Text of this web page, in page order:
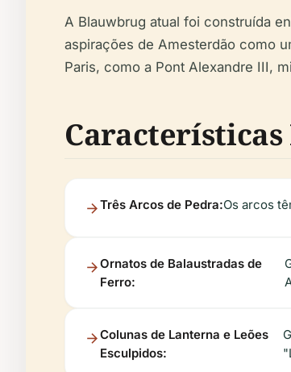
A Blauwbrug atual foi construída
aspirações de Amesterdão como
Paris, como a Pont Alexandre III,
Três Arcos de Pedra:Os arcos
Ornatos de Balaustradas de
Ferro:
Colunas de Lanterna e Leões
Esculpidos: